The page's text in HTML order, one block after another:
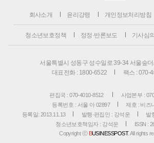
회사소개 윤리강령 개인정보처리방침
청소년보호정책 정정·반론보도 기사심
서울특별시 성동구 성수일로 39-34 서울숲
대표전화 : 1800-6522
팩스 : 070-
편집국 : 070-4010-8512
사업본부 :
등록번호 : 서울 아 02897
제호 : 비즈
등록일: 2013.11.13
발행·편집인 : 강석운
발
청소년보호책임자 : 강석운
ISSN :
Copyright ⓒ BUSINESSPOST. All rights